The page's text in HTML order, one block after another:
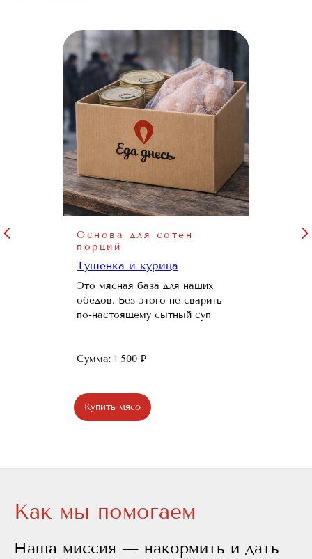
Основа для сотен
порций
Тушенка и курица
Это мясная база для наших
обедов. Без этого не сварить
по-настоящему сытный суп
Сумма: 1 500 ₽
Купить мясо
Как мы помогаем
Наша миссия — накормить и дать